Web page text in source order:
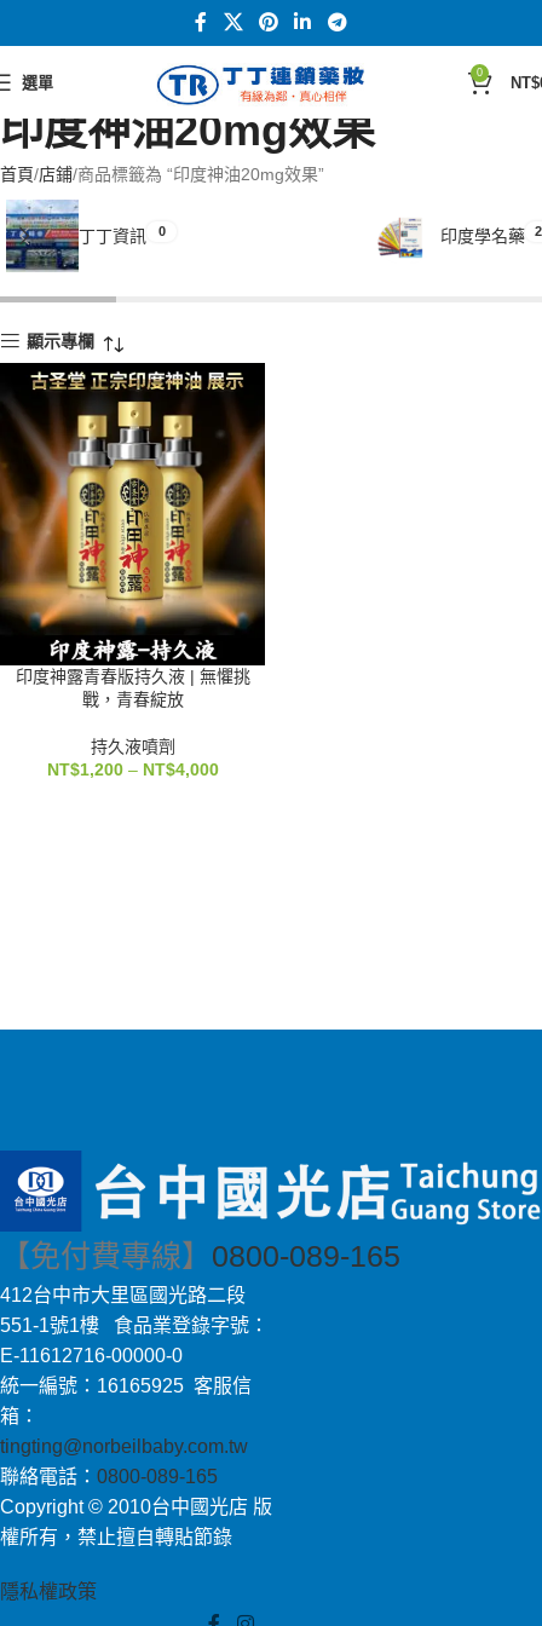
選單
0
NT$
印度神油20mg效果
首頁 店鋪 商品標籤為 “印度神油20mg效果”
丁丁資訊 0 印度學名藥
顯示專欄
印度神露青春版持久液 | 無懼挑
戰，青春綻放
持久液噴劑
NT$1,200 – NT$4,000
【免付費專線】 0800-089-165
412台中市大里區國光路二段
551-1號1樓 食品業登錄字號：
E-11612716-00000-0
統一編號：16165925 客服信
箱：
tingting@norbeilbaby.com.tw
聯絡電話： 0800-089-165
Copyright © 2010台中國光店 版
權所有，禁止擅自轉貼節錄
隱私權政策